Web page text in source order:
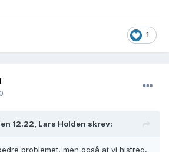
1
12.22, Lars Holden skrev:
problemet, men også at vi histreg,